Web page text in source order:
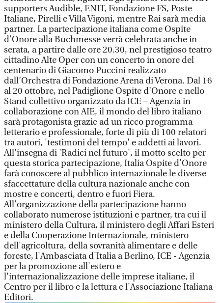
supporters Audible, ENIT, Fondazione FS, Poste
Italiane, Pirelli e Villa Vigoni, mentre Rai sarà media
partner. La partecipazione italiana come Ospite
d’Onore alla Buchmesse verrà celebrata anche in
serata, a partire dalle ore 20.30, nel prestigioso teatro
cittadino Alte Oper con un concerto in onore del
centenario di Giacomo Puccini realizzato
dall’Orchestra di Fondazione Arena di Verona. Dal 16
al 20 ottobre, nel Padiglione Ospite d’Onore e nello
Stand collettivo organizzato da ICE – Agenzia in
collaborazione con AIE, il mondo del libro italiano
sarà protagonista grazie ad un ricco programma
letterario e professionale, forte di più di 100 relatori
tra autori, 'testimoni del tempo' e addetti ai lavori.
All’insegna di 'Radici nel futuro', il motto scelto per
questa storica partecipazione, Italia Ospite d’Onore
farà conoscere al pubblico internazionale le diverse
sfaccettature della cultura nazionale anche con
mostre e concerti, dentro e fuori Fiera.
All’organizzazione della partecipazione hanno
collaborato numerose istituzioni e partner, tra cui il
ministero della Cultura, il ministero degli Affari Esteri
e della Cooperazione Internazionale, ministero
dell'agricoltura, della sovranità alimentare e delle
foreste, l'Ambasciata d'Italia a Berlino, ICE - Agenzia
per la promozione all'estero e
l'internazionalizzazione delle imprese italiane, il
Centro per il libro e la lettura e l'Associazione Italiana
Editori.